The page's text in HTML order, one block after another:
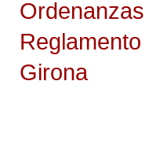
Girona